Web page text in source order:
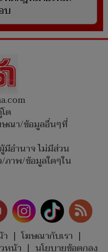
บ
ต
ณา/ข้อมูลอื่นๆที่
มีอำนาจ ไม่มีส่วน
/ภาพ/ข้อมูลใดๆใน
| โฆษณากับเรา |
หน้า | นโยบายข้อตกลง